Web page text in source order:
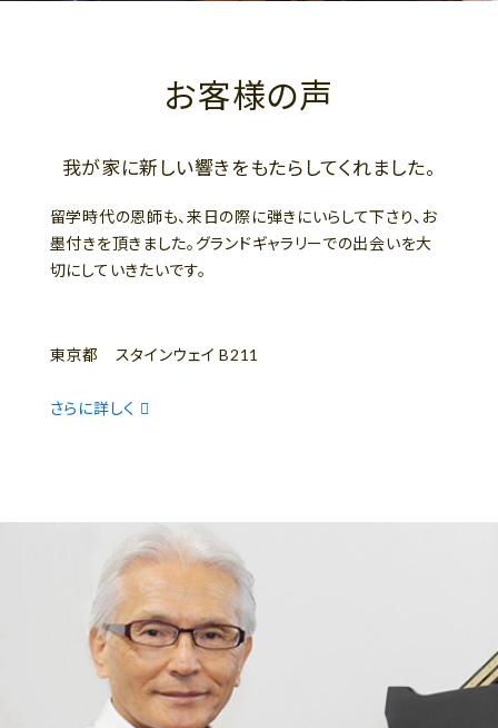
お客様の声
我が家に新しい響きをもたらしてくれました。
留学時代の恩師も、来日の際に弾きにいらして下さり、お
墨付きを頂きました。グランドギャラリーでの出会いを大
切にしていきたいです。
東京都 スタインウェイ B211
さらに詳しく